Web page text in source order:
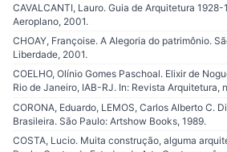
CAVALCANTI, Lauro. Guia de Arquitetura
Aeroplano, 2001.
CHOAY, Françoise. A Alegoria do patrimônio.
Liberdade, 2001.
COELHO, Olínio Gomes Paschoal. Elixir de
Rio de Janeiro, IAB-RJ. In: Revista Arquitetura,
CORONA, Eduardo, LEMOS, Carlos Alberto C.
Brasileira. São Paulo: Artshow Books, 1989.
COSTA, Lucio. Muita construção, alguma